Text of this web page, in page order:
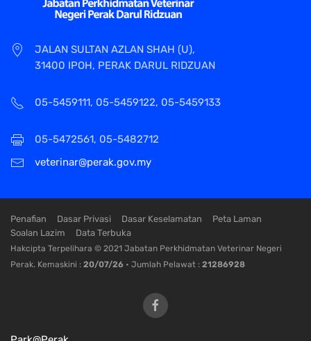
JALAN SULTAN AZLAN SHAH (U),
31400 IPOH, PERAK DARUL RIDZUAN
05-5459111, 05-5459122, 05-5459133
05-5472561, 05-5482712
veterinar@perak.gov.my
Penafian Dasar Privasi Dasar Keselamatan
Peta Laman
Soalan Lazim
Data Terbuka
Hakcipta Terpelihara © 2021 Jabatan Perkhidmatan Veterinar Negeri
Perak. Kemaskini : 20/07/26 • Jumlah Pelawat : 21286928